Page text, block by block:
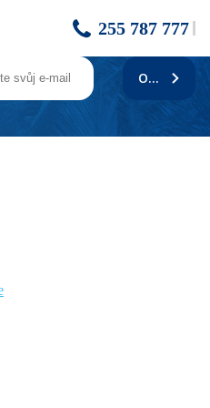
255 787 777
Resort and Spa
Phuket. Světoznámá oblast
bar u bazénu, bazény, terasa s
zdarma.
Výhled zahrada:
ODEBÍRAT